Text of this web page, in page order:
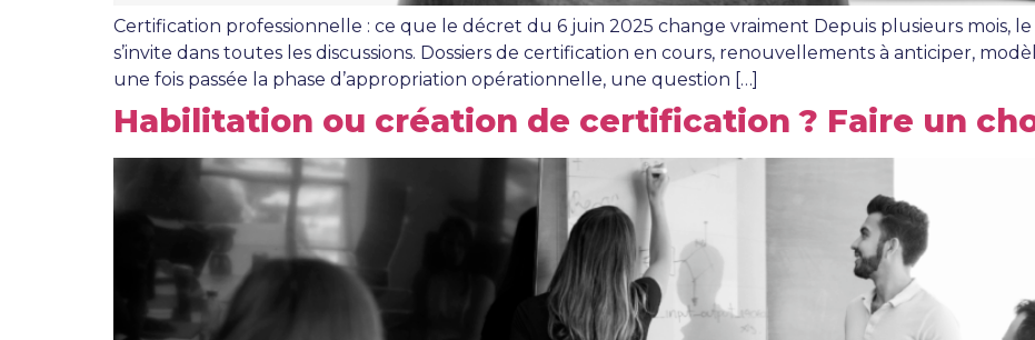
Certification professionnelle : ce que le décret du 6 juin 2025 change vraiment Depuis plusieurs mois,
s’invite dans toutes les discussions. Dossiers de certification en cours, renouvellements à anticiper,
une fois passée la phase d’appropriation opérationnelle, une question […]
Habilitation ou création de certification ? Faire un